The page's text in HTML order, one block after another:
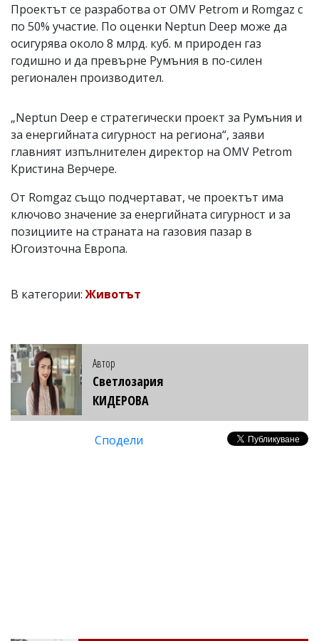
Проектът се разработва от OMV Petrom и Romgaz с
по 50% участие. По оценки Neptun Deep може да
осигурява около 8 млрд. куб. м природен газ
годишно и да превърне Румъния в по-силен
регионален производител.
„Neptun Deep е стратегически проект за Румъния и
за енергийната сигурност на региона“, заяви
главният изпълнителен директор на OMV Petrom
Кристина Верчере.
От Romgaz също подчертават, че проектът има
ключово значение за енергийната сигурност и за
позициите на страната на газовия пазар в
Югоизточна Европа.
В категории:Животът
Автор
Светлозария
КИДЕРОВА
Сподели